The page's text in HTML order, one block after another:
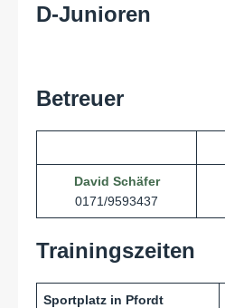
D-Junioren
Betreuer
David Schäfer
0171/9593437
Trainingszeiten
Sportplatz in Pfordt